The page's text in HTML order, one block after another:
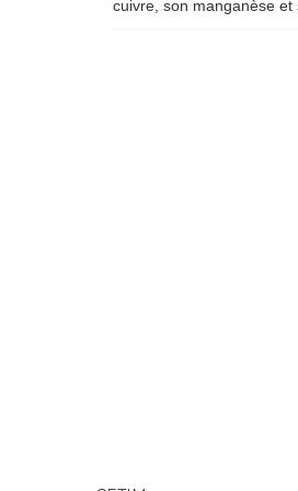
cuivre, son manganèse et